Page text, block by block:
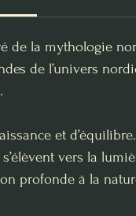
de la mythologie
de l’univers
et
vers la
profonde à la